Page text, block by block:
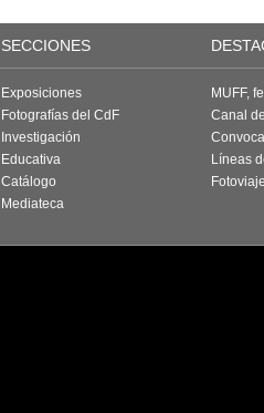
SECCIONES
Exposiciones
Fotografías del CdF
Investigación
Educativa
Catálogo
Mediateca
MUFF,
Canal
Líneas